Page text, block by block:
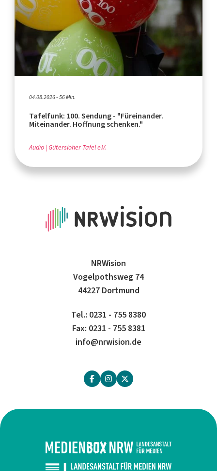
04.08.2026 - 56 Min.
Tafelfunk: 100. Sendung - "Füreinander.
Miteinander. Hoffnung schenken."
Audio Gütersloher Tafel e.V.
NRWision
Vogelpothsweg 74
44227 Dortmund
Tel.: 0231 - 755 8380
Fax: 0231 - 755 8381
info@nrwision.de